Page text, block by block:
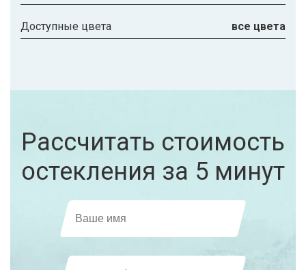
Доступные цвета все цвета
Рассчитать стоимость
остекления за 5 минут
Ваше имя
Ваш телефон